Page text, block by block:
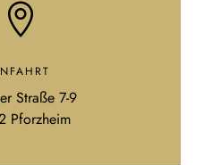

Straße 7-9
Pforzheim